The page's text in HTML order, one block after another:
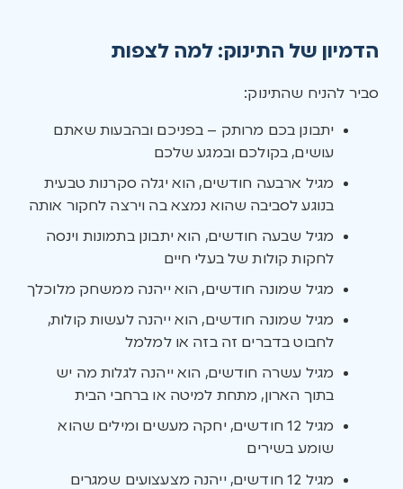
הדמיון של התינוק: למה לצפות
סביר להניח שהתינוק:
יתבונן בכם מרותק – בפניכם ובהבעות שאתם
עושים, בקולכם ובמגע שלכם
מגיל ארבעה חודשים, הוא יגלה סקרנות טבעית
בנוגע לסביבה שהוא נמצא בה וירצה לחקור אותה
מגיל שבעה חודשים, הוא יתבונן בתמונות וינסה
לחקות קולות של בעלי חיים
מגיל שמונה חודשים, הוא ייהנה ממשחק מלוכלך
מגיל שמונה חודשים, הוא ייהנה לעשות קולות,
לחבוט בדברים זה בזה או למלמל
מגיל עשרה חודשים, הוא ייהנה לגלות מה יש
בתוך הארון, מתחת למיטה או ברחבי הבית
מגיל 12 חודשים, יחקה מעשים ומילים שהוא
שומע בשירים
מגיל 12 חודשים, ייהנה מצעצועים שמגרים